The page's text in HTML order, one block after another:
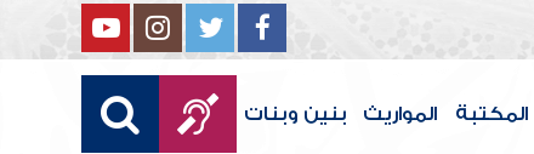
المكتبة المواريث بنين وبنات